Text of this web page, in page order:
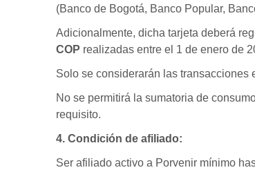
(Banco de Bogotá, Banco Popular,
Adicionalmente, dicha tarjeta deberá
COP realizadas entre el 1 de enero de
Solo se considerarán las transacciones
No se permitirá la sumatoria de
requisito.
4. Condición de afiliado:
Ser afiliado activo a Porvenir mínimo